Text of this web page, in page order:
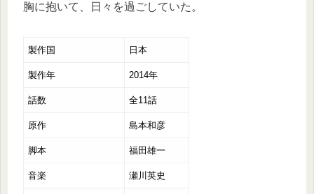
胸に抱いて、日々を過ごしていた。
製作国 日本
製作年 2014年
話数 全11話
原作 島本和彦
脚本 福田雄一
音楽 瀬川英史